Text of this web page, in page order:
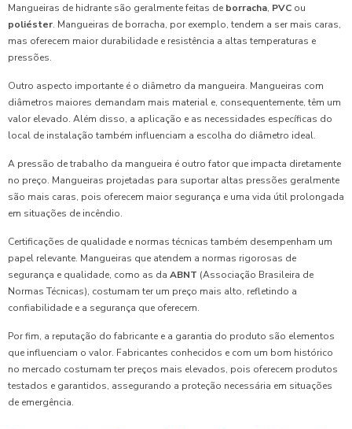
Mangueiras de hidrante são geralmente feitas de borracha, PVC ou
poliéster. Mangueiras de borracha, por exemplo, tendem a ser mais caras,
mas oferecem maior durabilidade e resistência a altas temperaturas e
pressões.
Outro aspecto importante é o diâmetro da mangueira. Mangueiras com
diâmetros maiores demandam mais material e, consequentemente, têm um
valor elevado. Além disso, a aplicação e as necessidades específicas do
local de instalação também influenciam a escolha do diâmetro ideal.
A pressão de trabalho da mangueira é outro fator que impacta diretamente
no preço. Mangueiras projetadas para suportar altas pressões geralmente
são mais caras, pois oferecem maior segurança e uma vida útil prolongada
em situações de incêndio.
Certificações de qualidade e normas técnicas também desempenham um
papel relevante. Mangueiras que atendem a normas rigorosas de
segurança e qualidade, como as da ABNT (Associação Brasileira de
Normas Técnicas), costumam ter um preço mais alto, refletindo a
confiabilidade e a segurança que oferecem.
Por fim, a reputação do fabricante e a garantia do produto são elementos
que influenciam o valor. Fabricantes conhecidos e com um bom histórico
no mercado costumam ter preços mais elevados, pois oferecem produtos
testados e garantidos, assegurando a proteção necessária em situações
de emergência.